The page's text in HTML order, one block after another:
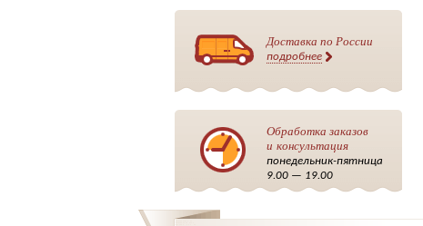
Доставка по России
подробнее
Обработка заказов
и консультация
понедельник-пятница
9.00 — 19.00